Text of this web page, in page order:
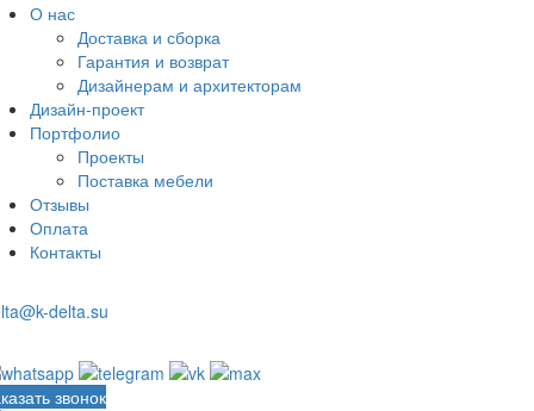
О нас
Доставка и сборка
Гарантия и возврат
Дизайнерам и архитекторам
Дизайн-проект
Портфолио
Проекты
Поставка мебели
Отзывы
Оплата
Контакты
delta.su
звонок